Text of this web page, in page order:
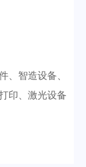
、智造设备、
印、激光设备